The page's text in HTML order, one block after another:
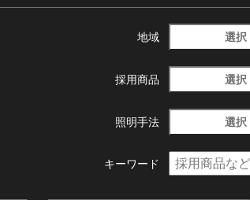
地域 選択
採用商品 選択
照明手法 選択
キーワード